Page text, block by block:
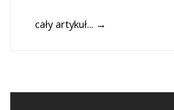
cały artykuł... →